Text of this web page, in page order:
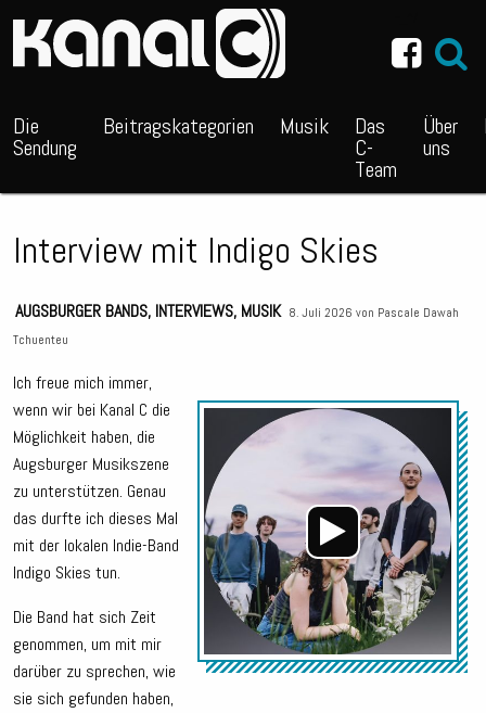
Die
Sendung
Beitragskategorien Musik Das
C-
Team
Über
uns
Interview mit Indigo Skies
AUGSBURGER BANDS, INTERVIEWS, MUSIK 8. Juli 2026 von Pascale Dawah
Tchuenteu
Ich freue mich immer,
wenn wir bei Kanal C die
Möglichkeit haben, die
Augsburger Musikszene
zu unterstützen. Genau
das durfte ich dieses Mal
mit der lokalen Indie-Band
Indigo Skies tun.
Die Band hat sich Zeit
genommen, um mit mir
darüber zu sprechen, wie
sie sich gefunden haben,